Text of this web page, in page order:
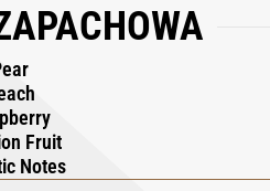
pikantnymi i skórzanymi
zapach – owocowy, kwiatowy,
Fruit
Notes